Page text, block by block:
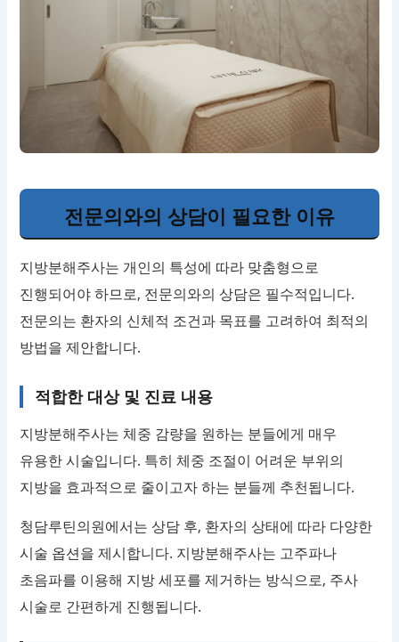
전문의와의 상담이 필요한 이유
지방분해주사는 개인의 특성에 따라 맞춤형으로
진행되어야 하므로, 전문의와의 상담은 필수적입니다.
전문의는 환자의 신체적 조건과 목표를 고려하여 최적의
방법을 제안합니다.
적합한 대상 및 진료 내용
지방분해주사는 체중 감량을 원하는 분들에게 매우
유용한 시술입니다. 특히 체중 조절이 어려운 부위의
지방을 효과적으로 줄이고자 하는 분들께 추천됩니다.
청담루틴의원에서는 상담 후, 환자의 상태에 따라 다양한
시술 옵션을 제시합니다. 지방분해주사는 고주파나
초음파를 이용해 지방 세포를 제거하는 방식으로, 주사
시술로 간편하게 진행됩니다.